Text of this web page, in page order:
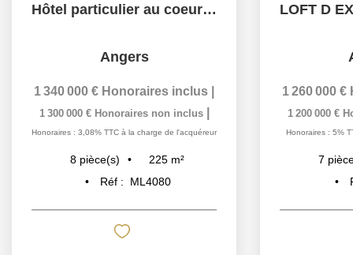
Hôtel particulier au coeur de la Madeleine - 225m2
Angers
1 340 000 € Honoraires inclus
1 300 000 € Honoraires non inclus
Honoraires : 3,08% TTC à la charge de l'acquéreur
8 pièce(s) 225 m²
Réf :
ML4080
1 260 000 €
1 200 000 €
Honoraires : 5%
7